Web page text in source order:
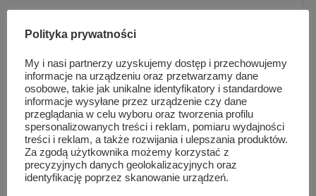
V Turniej Wiedzy o Powiecie Szydłowieckim
Polityka prywatności
My i nasi partnerzy uzyskujemy dostęp i przechowujemy
informacje na urządzeniu oraz przetwarzamy dane
osobowe, takie jak unikalne identyfikatory i standardowe
informacje wysyłane przez urządzenie czy dane
przeglądania w celu wyboru oraz tworzenia profilu
spersonalizowanych treści i reklam, pomiaru wydajności
treści i reklam, a także rozwijania i ulepszania produktów.
Za zgodą użytkownika możemy korzystać z
precyzyjnych danych geolokalizacyjnych oraz
identyfikację poprzez skanowanie urządzeń.